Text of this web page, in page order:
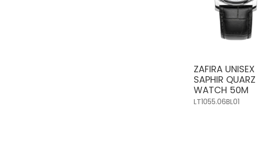
ZAFIRA UNISEX
SAPHIR QUARZ
WATCH 50M
LT1055.06BL01